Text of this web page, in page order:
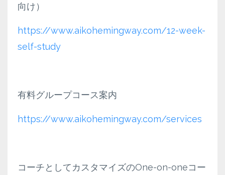
向け）
https://www.aikohemingway.com/12-week-
self-study
有料グループコース案内
https://www.aikohemingway.com/services
コーチとしてカスタマイズのOne-on-oneコー